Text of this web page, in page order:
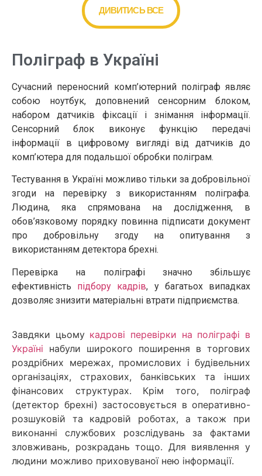
ДИВИТИСЬ ВСЕ
Поліграф в Україні
Сучасний переносний комп’ютерний поліграф являє
собою ноутбук, доповнений сенсорним блоком,
набором датчиків фіксації і знімання інформації.
Сенсорний блок виконує функцію передачі
інформації в цифровому вигляді від датчиків до
комп’ютера для подальшої обробки поліграм.
Тестування в Україні можливо тільки за добровільної
згоди на перевірку з використанням поліграфа.
Людина, яка спрямована на дослідження, в
обов’язковому порядку повинна підписати документ
про добровільну згоду на опитування з
використанням детектора брехні.
Перевірка на поліграфі значно збільшує
ефективність підбору кадрів, у багатьох випадках
дозволяє знизити матеріальні втрати підприємства.
Завдяки цьому кадрові перевірки на поліграфі в
Україні набули широкого поширення в торгових
роздрібних мережах, промислових і будівельних
організаціях, страхових, банківських та інших
фінансових структурах. Крім того, поліграф
(детектор брехні) застосовується в оперативно-
розшуковій та кадровій роботах, а також при
виконанні службових розслідувань за фактами
зловживань, розкрадань тощо. Для виявлення у
людини можливо приховуваної нею інформації.